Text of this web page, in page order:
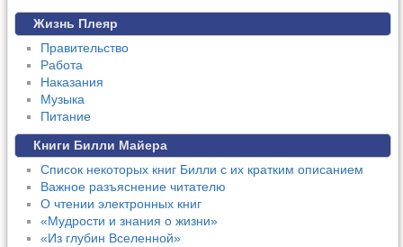
Жизнь Плеяр
Правительство
Работа
Наказания
Музыка
Питание
Книги Билли Майера
Список некоторых книг Билли с их кратким описанием
Важное разъяснение читателю
О чтении электронных книг
«Мудрости и знания о жизни»
«Из глубин Вселенной»